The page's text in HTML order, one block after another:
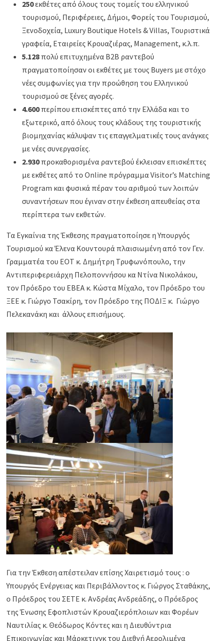
250εκθέτες από όλους τους τομείς του ελληνικού
τουρισμού, Περιφέρειες, Δήμοι, Φορείς του Τουρισμού,
Ξενοδοχεία, Luxury Boutique Hotels & Villas, Τουριστικά
γραφεία, Εταιρείες Κρουαζιέρας, Management, κ.λ.π.
5.128 πολύ επιτυχημένα Β2Β ραντεβού
πραγματοποίησαν οι εκθέτες με τους Buyers με στόχο
νέες συμφωνίες για την προώθηση του Ελληνικού
τουρισμού σε ξένες αγορές.
4.600περίπου επισκέπτες από την Ελλάδα και το
εξωτερικό, από όλους τους κλάδους της τουριστικής
βιομηχανίας κάλυψαν τις επαγγελματικές τους ανάγκες
με νέες συνεργασίες.
2.930προκαθορισμένα ραντεβού έκλεισαν επισκέπτες
με εκθέτες από το Online πρόγραμμα Visitor’s Matching
Program και φυσικά πέραν του αριθμού των λοιπών
συναντήσεων που έγιναν στην έκθεση απευθείας στα
περίπτερα των εκθετών.
Τα Εγκαίνια της Έκθεσης πραγματοποίησε η Υπουργός
Τουρισμού κα Έλενα Κουντουρά πλαισιωμένη από τον Γεν.
Γραμματέα του ΕΟΤ κ. Δημήτρη Τρυφωνόπουλο, την
Αντιπεριφερειάρχη Πελοποννήσου κα Ντίνα Νικολάκου,
τον Πρόεδρο του EBEA κ. Κώστα Μίχαλο, τον Πρόεδρο του
ΞΕΕ κ. Γιώργο Τσακίρη, τον Πρόεδρο της ΠΟΔΙΞ κ. Γιώργο
Πελεκανάκη και άλλους επισήμους.
Για την Έκθεση απέστειλαν επίσης Χαιρετισμό τους : ο
Υπουργός Ενέργειας και Περιβάλλοντος κ. Γιώργος Σταθάκης,
ο Πρόεδρος του ΣΕΤΕ κ. Ανδρέας Ανδρεάδης, ο Πρόεδρος
της Ένωσης Εφοπλιστών Κρουαζιερόπλοιων και Φορέων
Ναυτιλίας κ. Θεόδωρος Κόντες και η Διευθύντρια
Επικοινωνίας και Μάρκετινγκ του Διεθνή Αερολιμένα